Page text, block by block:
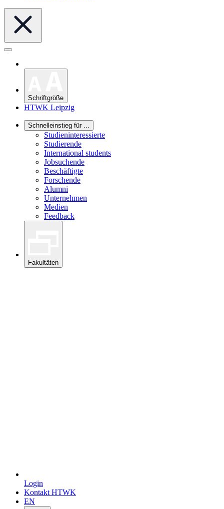
Schriftgröße
HTWK Leipzig
Schnelleinstieg für ...
Studieninteressierte
Studierende
International students
Jobsuchende
Beschäftigte
Forschende
Alumni
Unternehmen
Medien
Feedback
Fakultäten
Login
Kontakt HTWK
EN